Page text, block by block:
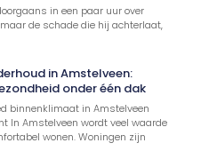
in een paar uur over
de schade die hij achterlaat,
in Amstelveen:
onder één dak
binnenklimaat in Amstelveen
In Amstelveen wordt veel waarde
wonen. Woningen zijn